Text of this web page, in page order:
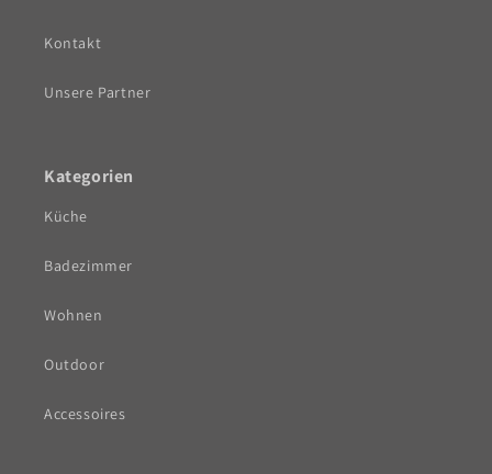
Kontakt
Unsere Partner
Kategorien
Küche
Badezimmer
Wohnen
Outdoor
Accessoires